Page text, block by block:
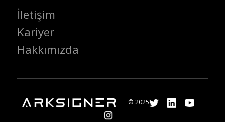
İletişim
Kariyer
Hakkımızda
© 2025